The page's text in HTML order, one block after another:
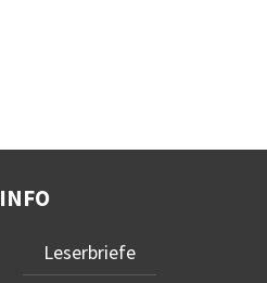
INFO
Leserbriefe